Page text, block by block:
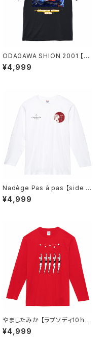
ODAGAWA SHION 2001 【ア
ートワークバージョン】
¥4,999
Nadège Pas à pas 【side A
バージョン】
¥4,999
やましたみか 【ラプソディ10ｈA
nniversary】
¥4,999